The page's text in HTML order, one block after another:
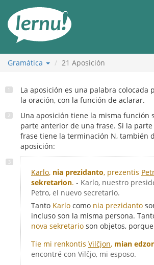
Gramática 21 Aposición
La aposición es una palabra colocada
la oración, con la función de aclarar.
Una aposición tiene la misma función
parte anterior de una frase. Si la
frase tiene la terminación N, también
aposición:
Karlo, nia prezidanto, prezentis
sekretarion. - Karlo, nuestro
Petro, el nuevo secretario.
Tanto Karlo como nia prezidanto
incluso son la misma persona.
nova sekretario son objetos,
Tie mi renkontis Vilĉjon, mian
encontré con Vilĉjo, mi esposo.